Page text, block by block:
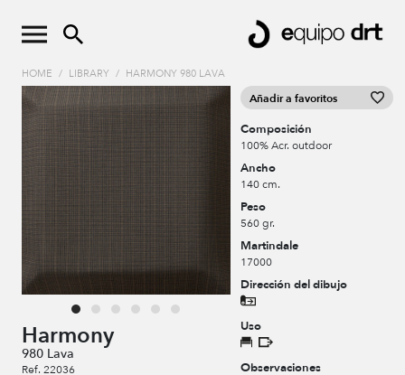
HOME / LIBRARY / HARMONY 980 LAVA
Harmony
980 Lava
Ref. 22036
Añadir a favoritos
Composición
100% Acr. outdoor
Ancho
140 cm.
Peso
560 gr.
Martindale
17000
Dirección del dibujo
Uso
Observaciones